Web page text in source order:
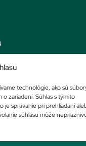
technológie, ako sú
zariadení. Súhlas s týmito
je správanie pri prehliadaní
súhlasu môže